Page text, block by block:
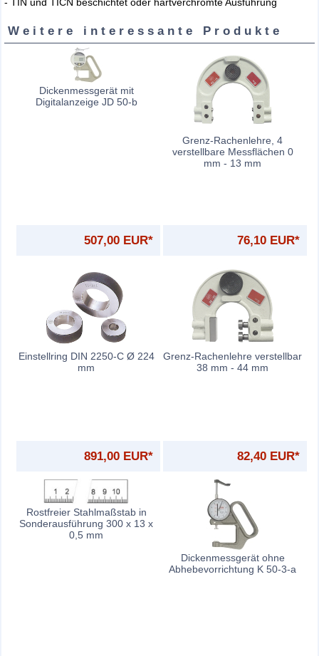
Weitere interessante Produkte
Dickenmessgerät mit
Digitalanzeige JD 50-b
507,00 EUR*
Grenz-Rachenlehre, 4
verstellbare Messflächen 0
mm - 13 mm
76,10 EUR*
Einstellring DIN 2250-C Ø 224
mm
891,00 EUR*
Grenz-Rachenlehre verstellbar
38 mm - 44 mm
82,40 EUR*
Rostfreier Stahlmaßstab in
Sonderausführung 300 x 13 x
0,5 mm
Dickenmessgerät ohne
Abhebevorrichtung K 50-3-a